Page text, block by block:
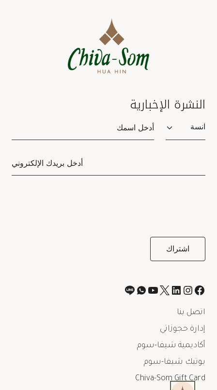
اتصل بنا
إدارة حجوزاتي
أكاديمية شيفا-سوم
بوتيك شيفا-سوم
Chiva-Som Gift Card
النشرة الإخبارية
Salutation